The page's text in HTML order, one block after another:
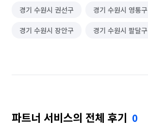
경기 수원시 권선구 경기 수원시 영통구
경기 수원시 장안구 경기 수원시 팔달구
파트너 서비스의 전체 후기 0